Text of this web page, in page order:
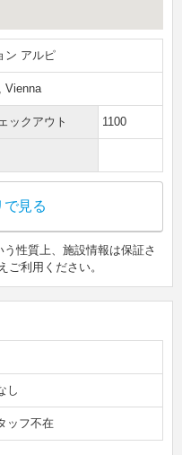
ン アルピ
Vienna
ックアウト 1100
で見る
性質上、施設情報は保証さ
ご利用ください。
し
ッフ不在